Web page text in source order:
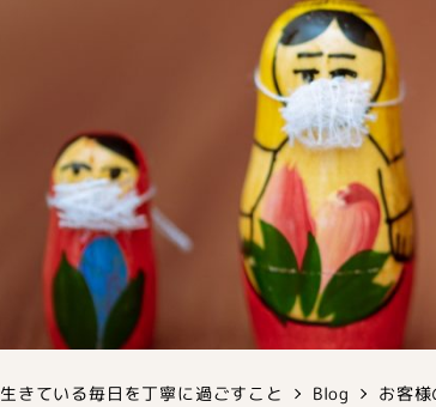
生きている毎日を丁寧に過ごすこと Blog お客